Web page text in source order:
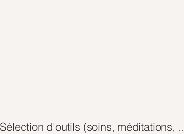
Sélection d'outils (soins, méditations,